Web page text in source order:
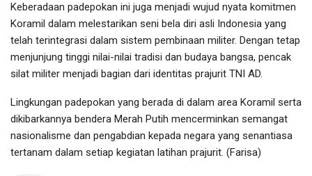
Keberadaan padepokan ini juga menjadi wujud nyata komitmen
Koramil dalam melestarikan seni bela diri asli Indonesia yang
telah terintegrasi dalam sistem pembinaan militer. Dengan tetap
menjunjung tinggi nilai-nilai tradisi dan budaya bangsa, pencak
silat militer menjadi bagian dari identitas prajurit TNI AD.
Lingkungan padepokan yang berada di dalam area Koramil serta
dikibarkannya bendera Merah Putih mencerminkan semangat
nasionalisme dan pengabdian kepada negara yang senantiasa
tertanam dalam setiap kegiatan latihan prajurit. (Farisa)